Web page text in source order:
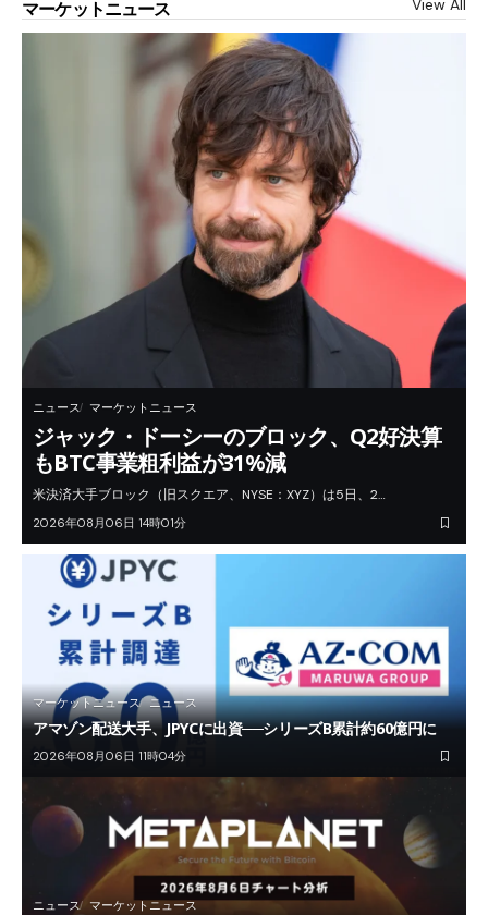
マーケットニュース View All
ニュース マーケットニュース
ジャック・ドーシーのブロック、Q2好決算
もBTC事業粗利益が31%減
米決済大手ブロック（旧スクエア、NYSE：XYZ）は5日、2…
2026年08月06日 14時01分
マーケットニュース ニュース
アマゾン配送大手、JPYCに出資──シリーズB累計約60億円に
2026年08月06日 11時04分
ニュース マーケットニュース